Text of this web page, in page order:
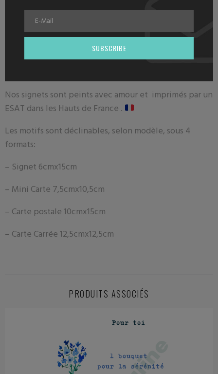
DESCRIPTION
Nos signets sont peints avec amour et imprimés par un
ESAT dans les Hauts de France .
Les motifs sont déclinables, selon modèle, sous 4
formats:
– Signet 6cmx15cm
– Mini Carte 7,5cmx10,5cm
– Carte postale10cmx15cm
– Carte Carrée 12,5cmx12,5cm
PRODUITS ASSOCIÉS
SUBSCRIBE